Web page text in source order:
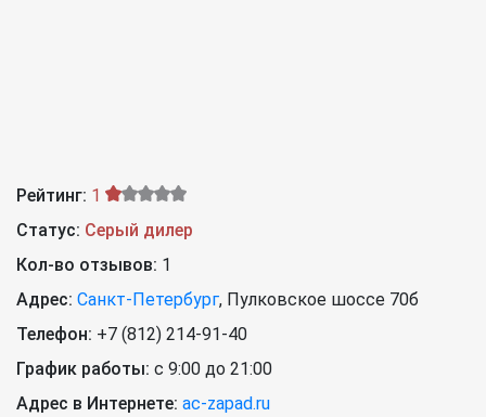
Рейтинг: 1
Статус: Серый дилер
Кол-во отзывов: 1
Адрес: Санкт-Петербург, Пулковское шоссе 70б
Телефон: +7 (812) 214-91-40
График работы: с 9:00 до 21:00
Адрес в Интернете: ac-zapad.ru